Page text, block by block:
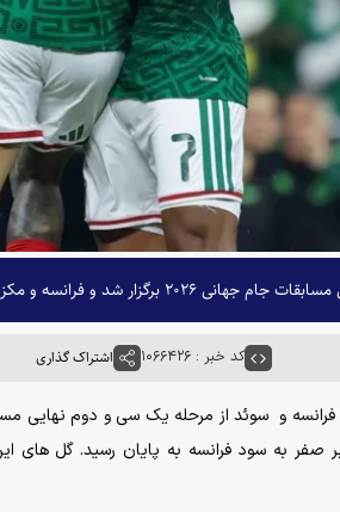
فرانسه و مکزیک به دور بعدی صعود کردند.
کد خبر : ۱۰۶۶۴۲۶ اشتراک گذاری